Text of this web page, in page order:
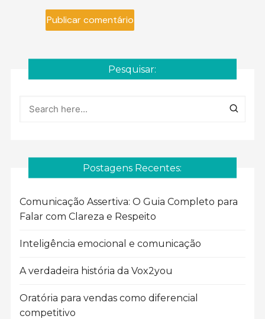
Pesquisar:
Postagens Recentes:
Comunicação Assertiva: O Guia Completo para
Falar com Clareza e Respeito
Inteligência emocional e comunicação
A verdadeira história da Vox2you
Oratória para vendas como diferencial
competitivo